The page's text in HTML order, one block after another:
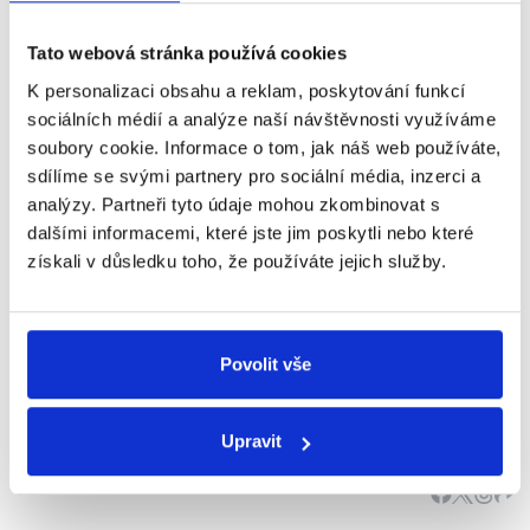
Tato webová stránka používá cookies
K personalizaci obsahu a reklam, poskytování funkcí
sociálních médií a analýze naší návštěvnosti využíváme
soubory cookie. Informace o tom, jak náš web používáte,
sdílíme se svými partnery pro sociální média, inzerci a
analýzy. Partneři tyto údaje mohou zkombinovat s
dalšími informacemi, které jste jim poskytli nebo které
získali v důsledku toho, že používáte jejich služby.
Povolit vše
Upravit
část webových stránek PS PČR určená
obranu a bezpečnostpravomoci vůči státnímu
zastupitelství neuvádí.
Na stránkách PS lze nalézt pouze funkce výborův
legislativním procesu.
Unie státních zástupců se ohradila proti úmyslům
výboru pro obranu a bezpečnost svolat mimořádné
zasedání bezpečnostního výboru k tématu prověrky
zastupitelství na Městském státním zastupitelství v
Praze dne 6. února 2012. V jejím
ze dne 16. 02. 2012 uvádí, že "
zástupce není nejen povinen, ale ani oprávněn,
oprávnění Parlamentu ČR, jeho výborům nebo
jednotlivým poslancům či senátorům. Pravomoci
státních zástupců, vztahy uvnitř soustavy státního